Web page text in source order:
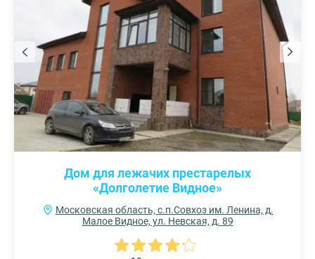
Дом для лежачих престарелых
«Долголетие Видное»
Московская область, с.п.Совхоз им. Ленина, д.
Малое Видное, ул. Невская, д. 89